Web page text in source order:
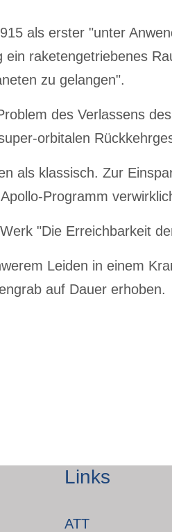
als erster "unter
raketengetriebenes
zu gelangen".
des Verlassens
orbitalen
als klassisch. Zur
Programm
"Die Erreichbarkeit
Leiden in einem
auf Dauer erhoben.
Links
ATT